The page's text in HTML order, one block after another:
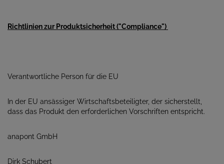
Richtlinien zur Produktsicherheit ("Compliance")
Verantwortliche Person für die EU
In der EU ansässiger Wirtschaftsbeteiligter, der sicherstellt,
dass das Produkt den erforderlichen Vorschriften entspricht.
anapont GmbH
Dirk Schubert